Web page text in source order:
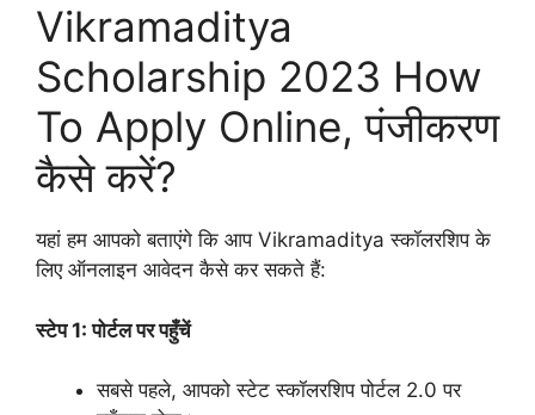
Vikramaditya
Scholarship 2023 How
To Apply Online, पंजीकरण
कैसे करें?
यहां हम आपको बताएंगे कि आप Vikramaditya स्कॉलरशिप के
लिए ऑनलाइन आवेदन कैसे कर सकते हैं:
स्टेप 1: पोर्टल पर पहुँचें
सबसे पहले, आपको स्टेट स्कॉलरशिप पोर्टल 2.0 पर